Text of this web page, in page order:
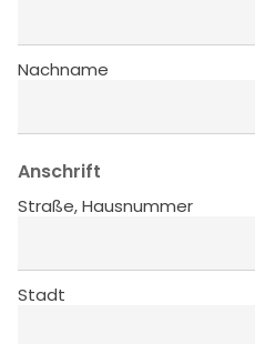
Nachname
Anschrift
Straße, Hausnummer
Stadt